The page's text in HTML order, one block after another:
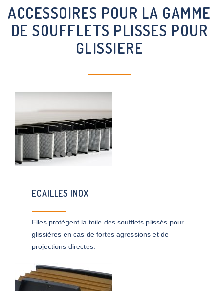
ACCESSOIRES POUR LA GAMME
DE SOUFFLETS PLISSES POUR
GLISSIERE
ECAILLES INOX
Elles protègent la toile des soufflets plissés pour
glissières en cas de fortes agressions et de
projections directes.